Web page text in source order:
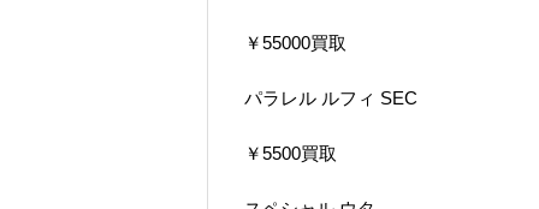
￥55000買取
パラレル ルフィ SEC
￥5500買取